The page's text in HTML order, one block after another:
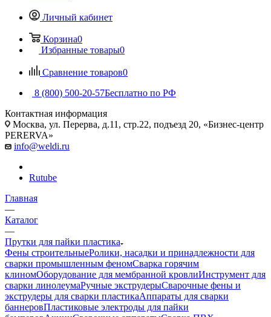
Личный кабинет
Корзина0
Избранные товары0
Сравнение товаров0
8 (800) 500-20-57Бесплатно по РФ
Контактная информация
Москва, ул. Перерва, д.11, стр.22, подъезд 20, «Бизнес-центр
PERERVA»
info@weldi.ru
Rutube
Главная
—
Каталог
—
Прутки для пайки пластика
Фены строительныеРолики, насадки и принадлежности для
сварки промышленным феномСварка горячим
клиномОборудование для мембранной кровлиИнструмент для
сварки линолеумаРучные экструдерыСварочные фены и
экструдеры для сварки пластикаАппараты для сварки
баннеровПластиковые электроды для пайки